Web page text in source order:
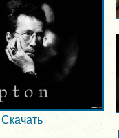
Скачать